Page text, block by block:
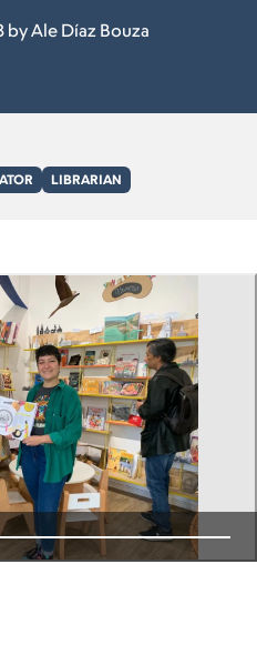
Ale Díaz Bouza
LIBRARIAN